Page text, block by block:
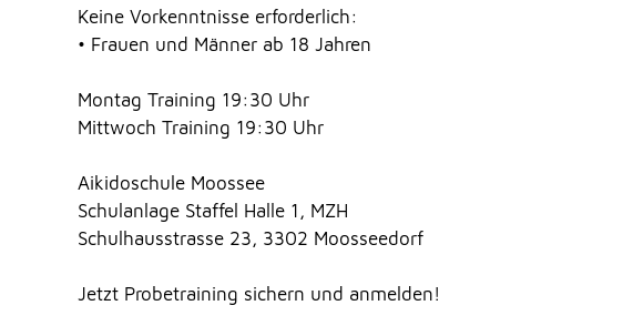
Keine Vorkenntnisse erforderlich:
• Frauen und Männer ab 18 Jahren
Montag Training 19:30 Uhr
Mittwoch Training 19:30 Uhr
Aikidoschule Moossee
Schulanlage Staffel Halle 1, MZH
Schulhausstrasse 23, 3302 Moosseedorf
Jetzt Probetraining sichern und anmelden!